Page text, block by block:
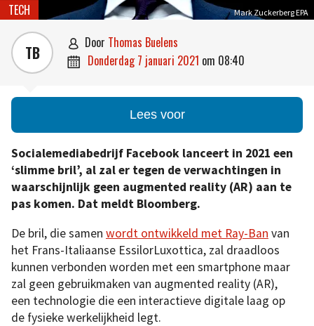
Mark Zuckerberg EPA
TECH
TB  door Thomas Buelens
 donderdag 7 januari 2021 om 08:40
Lees voor
Socialemediabedrijf Facebook lanceert in 2021 een
‘slimme bril’, al zal er tegen de verwachtingen in
waarschijnlijk geen augmented reality (AR) aan te
pas komen. Dat meldt Bloomberg.
De bril, die samen wordt ontwikkeld met Ray-Ban van
het Frans-Italiaanse EssilorLuxottica, zal draadloos
kunnen verbonden worden met een smartphone maar
zal geen gebruikmaken van augmented reality (AR),
een technologie die een interactieve digitale laag op
de fysieke werkelijkheid legt.